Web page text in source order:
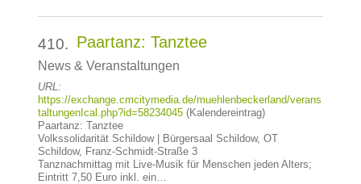
410. Paartanz: Tanztee
News & Veranstaltungen
URL:
https://exchange.cmcitymedia.de/muehlenbeckerland/verans
taltungenIcal.php?id=58234045(Kalendereintrag)
Paartanz: Tanztee
Volkssolidarität Schildow | Bürgersaal Schildow, OT
Schildow, Franz-Schmidt-Straße 3
Tanznachmittag mit Live-Musik für Menschen jeden Alters;
Eintritt 7,50 Euro inkl. ein…